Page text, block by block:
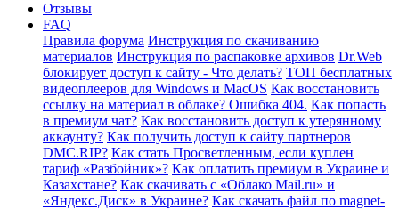
Отзывы
FAQ
Правила форума Инструкция по скачиванию
материалов Инструкция по распаковке архивов Dr.Web
блокирует доступ к сайту - Что делать? ТОП бесплатных
видеоплееров для Windows и MacOS Как восстановить
ссылку на материал в облаке? Ошибка 404. Как попасть
в премиум чат? Как восстановить доступ к утерянному
аккаунту? Как получить доступ к сайту партнеров
DMC.RIP? Как стать Просветленным, если куплен
тариф «Разбойник»? Как оплатить премиум в Украине и
Казахстане? Как скачивать с «Облако Mail.ru» и
«Яндекс.Диск» в Украине? Как скачать файл по magnet-